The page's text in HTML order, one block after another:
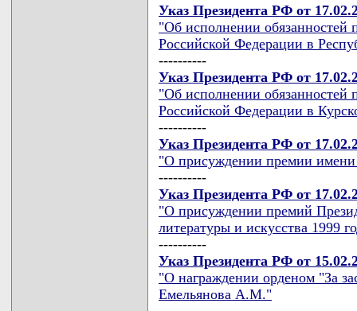
Указ Президента РФ от
"Об исполнении обязанностей
Российской Федерации в
----------
Указ Президента РФ от
"Об исполнении обязанностей
Российской Федерации в
----------
Указ Президента РФ от
"О присуждении премии имени
----------
Указ Президента РФ от
"О присуждении премий
литературы и искусства 1999
----------
Указ Президента РФ от
"О награждении орденом "За
Емельянова А.М."